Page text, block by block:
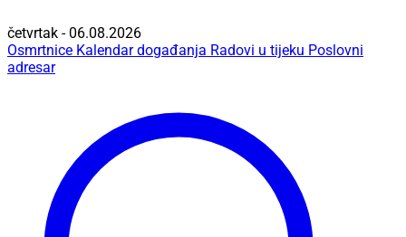
četvrtak - 06.08.2026
Osmrtnice Kalendar događanja Radovi u tijeku Poslovni
adresar